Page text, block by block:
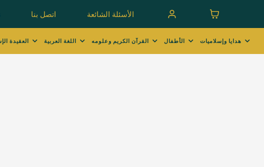
اتصل بنا الأسئلة الشائعة